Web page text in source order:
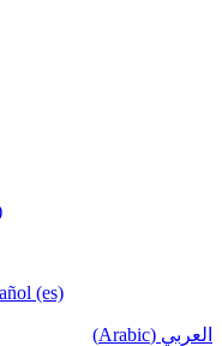
(es)
العربي (Arabic)